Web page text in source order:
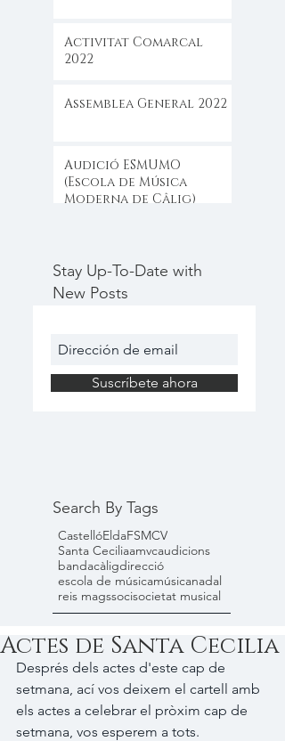
Activitat Comarcal
2022
Assemblea General 2022
Audició ESMUMO
(Escola de Música
Moderna de Câlig)
Stay Up-To-Date with
New Posts
Suscríbete ahora
Search By Tags
CastellóEldaFSMCV
Santa Ceciliaamvcaudicions
bandacàligdirecció
escola de músicamúsicanadal
reis magssocisocietat musical
Actes de Santa Cecilia
Després dels actes d'este cap de
setmana, ací vos deixem el cartell amb
els actes a celebrar el pròxim cap de
setmana, vos esperem a tots.